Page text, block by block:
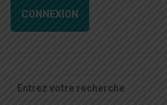
CONNEXION
Recherche
pour